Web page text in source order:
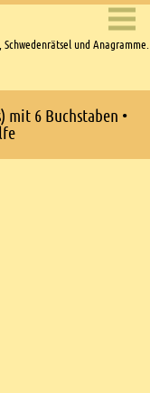
und Anagramme.
mit 6 Buchstaben •